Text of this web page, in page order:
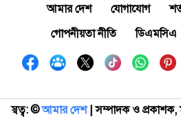
আমার দেশ যোগাযোগ
গোপনীয়তা নীতি
ডিএমসিএ
স্বত্ব: ©️আমার দেশ| সম্পাদক ও প্রকাশক,